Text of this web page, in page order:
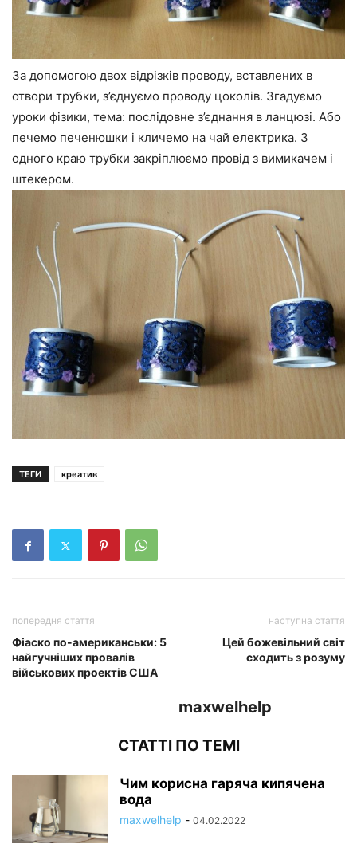
За допомогою двох відрізків проводу, вставлених в
отвори трубки, з’єднуємо проводу цоколів. Згадуємо
уроки фізики, тема: послідовне з’єднання в ланцюзі. Або
печемо печенюшки і кличемо на чай електрика. З
одного краю трубки закріплюємо провід з вимикачем і
штекером.
ТЕГИ креатив
попередня стаття
Фіаско по-американськи: 5
найгучніших провалів
військових проектів США
наступна стаття
Цей божевільний світ
сходить з розуму
maxwelhelp
СТАТТІ ПО ТЕМІ
Чим корисна гаряча кипячена
вода
maxwelhelp - 04.02.2022